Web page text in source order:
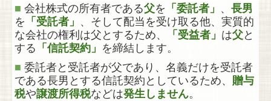
■ 会社株式の所有者である父を 「委託者」 、長男
を 「受託者」 、そして配当を受け取る他、実質的
な会社の権利は父とするため、
「受益者」 は父と
する 「信託契約」 を締結します。
■ 委託者と受託者が父であり、名義だけを受託者
である長男とする信託契約としているため、 贈与
税や譲渡所得税などは発生しません。